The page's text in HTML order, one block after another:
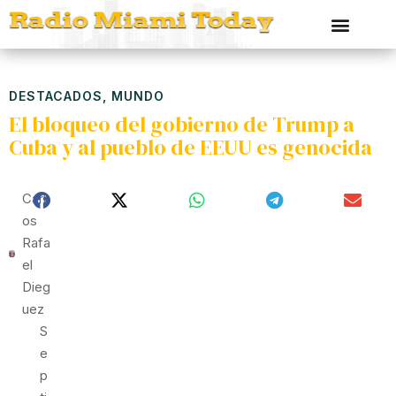
DESTACADOS MUNDO
El bloqueo del gobierno de Trump a
Cuba y al pueblo de EEUU es genocida
Carl
Os
Rafa
El
Dieg
Uez
S
E
P